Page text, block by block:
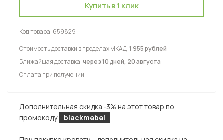
Купить в 1 клик
Код товара: 659829
Стоимость доставки в пределах МКАД:1 955 рублей
Ближайшая доставка:через 10 дней, 20 августа
Оплата при получении
Дополнительная скидка -3% на этот товар по
промокоду
blackmebel